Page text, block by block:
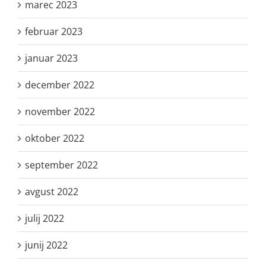
marec 2023
februar 2023
januar 2023
december 2022
november 2022
oktober 2022
september 2022
avgust 2022
julij 2022
junij 2022